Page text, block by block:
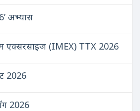
अभ्यास
एक्सरसाइज (IMEX) TTX 2026
2026
2026